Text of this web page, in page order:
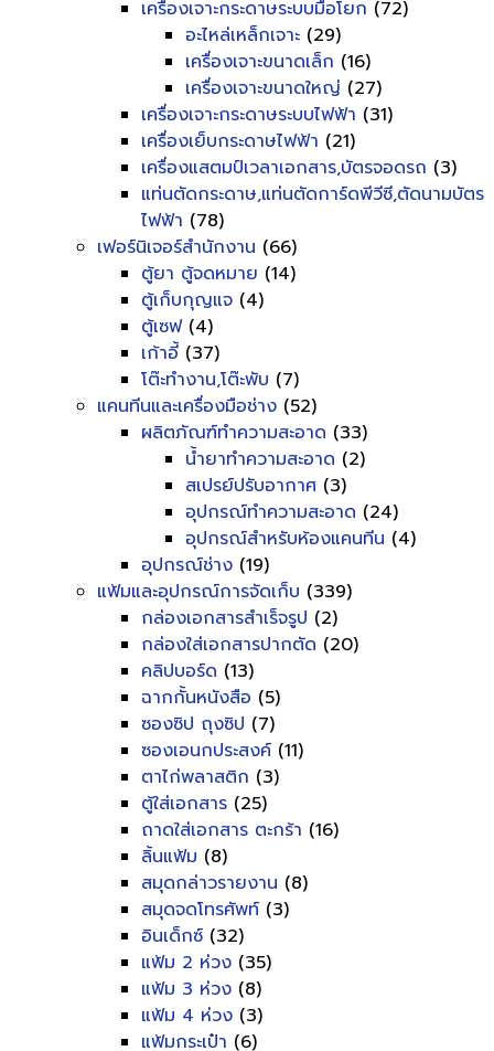
เครื่องเจาะกระดาษระบบมือโยก (72)
อะไหล่เหล็กเจาะ (29)
เครื่องเจาะขนาดเล็ก (16)
เครื่องเจาะขนาดใหญ่ (27)
เครื่องเจาะกระดาษระบบไฟฟ้า (31)
เครื่องเย็บกระดาษไฟฟ้า (21)
เครื่องแสตมป์เวลาเอกสาร,บัตรจอดรถ (3)
แท่นตัดกระดาษ,แท่นตัดการ์ดพีวีซี,ตัดนามบัตร
ไฟฟ้า (78)
เฟอร์นิเจอร์สำนักงาน (66)
ตู้ยา ตู้จดหมาย (14)
ตู้เก็บกุญแจ (4)
ตู้เซฟ(4)
เก้าอี้ (37)
โต๊ะทำงาน,โต๊ะพับ (7)
แคนทีนและเครื่องมือช่าง (52)
ผลิตภัณฑ์ทำความสะอาด (33)
น้ำยาทำความสะอาด (2)
สเปรย์ปรับอากาศ (3)
อุปกรณ์ทำความสะอาด (24)
อุปกรณ์สำหรับห้องแคนทีน (4)
อุปกรณ์ช่าง (19)
แฟ้มและอุปกรณ์การจัดเก็บ (339)
กล่องเอกสารสำเร็จรูป (2)
กล่องใส่เอกสารปากตัด (20)
คลิปบอร์ด (13)
ฉากกั้นหนังสือ (5)
ซองซิป ถุงซิป (7)
ซองเอนกประสงค์ (11)
ตาไก่พลาสติก (3)
ตู้ใส่เอกสาร (25)
ถาดใส่เอกสาร ตะกร้า (16)
ลิ้นแฟ้ม (8)
สมุดกล่าวรายงาน (8)
สมุดจดโทรศัพท์ (3)
อินเด็กซ์ (32)
แฟ้ม 2 ห่วง (35)
แฟ้ม 3 ห่วง (8)
แฟ้ม 4 ห่วง (3)
แฟ้มกระเป๋า (6)